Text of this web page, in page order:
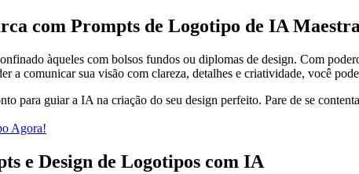
com Prompts de Logotipo de IA
àqueles com bolsos fundos ou diplomas de design. Com
a comunicar sua visão com clareza, detalhes e criatividade, você
para guiar a IA na criação do seu design perfeito. Pare de se
Agora!
e Design de Logotipos com IA